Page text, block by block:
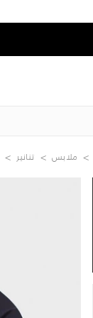
ملابس تنانير